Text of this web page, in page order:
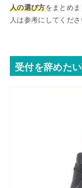
人の選び方をまとめ
人は参考にしてくださ
受付を辞めた